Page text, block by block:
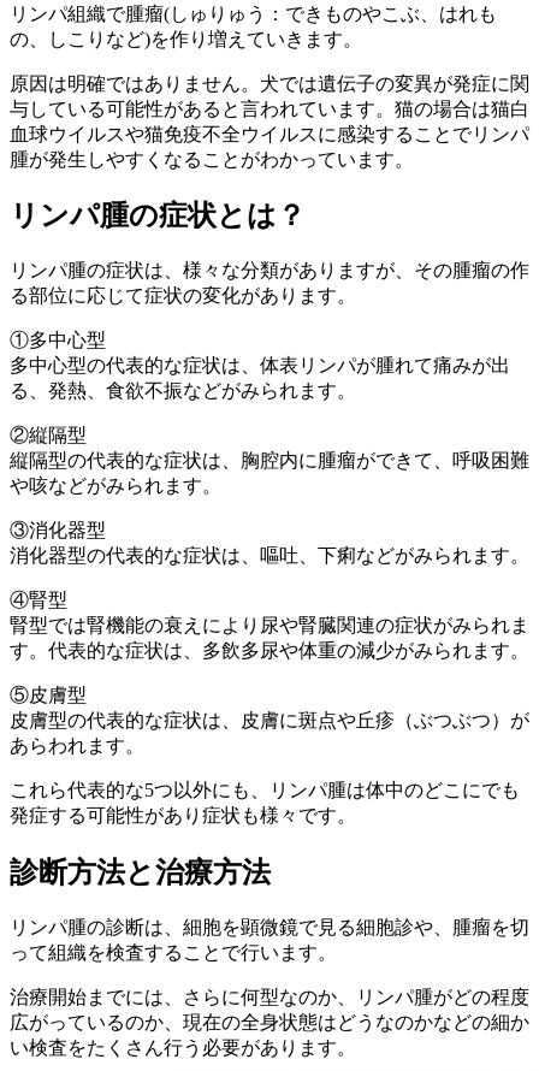
リンパ組織で腫瘤(しゅりゅう：できものやこぶ、はれも
の、しこりなど)を作り増えていきます。
原因は明確ではありません。犬では遺伝子の変異が発症に関
与している可能性があると言われています。猫の場合は猫白
血球ウイルスや猫免疫不全ウイルスに感染することでリンパ
腫が発生しやすくなることがわかっています。
リンパ腫の症状とは？
リンパ腫の症状は、様々な分類がありますが、その腫瘤の作
る部位に応じて症状の変化があります。
①多中心型
多中心型の代表的な症状は、体表リンパが腫れて痛みが出
る、発熱、食欲不振などがみられます。
②縦隔型
縦隔型の代表的な症状は、胸腔内に腫瘤ができて、呼吸困難
や咳などがみられます。
③消化器型
消化器型の代表的な症状は、嘔吐、下痢などがみられます。
④腎型
腎型では腎機能の衰えにより尿や腎臓関連の症状がみられま
す。代表的な症状は、多飲多尿や体重の減少がみられます。
⑤皮膚型
皮膚型の代表的な症状は、皮膚に斑点や丘疹（ぶつぶつ）が
あらわれます。
これら代表的な5つ以外にも、リンパ腫は体中のどこにでも
発症する可能性があり症状も様々です。
診断方法と治療方法
リンパ腫の診断は、細胞を顕微鏡で見る細胞診や、腫瘤を切
って組織を検査することで行います。
治療開始までには、さらに何型なのか、リンパ腫がどの程度
広がっているのか、現在の全身状態はどうなのかなどの細か
い検査をたくさん行う必要があります。